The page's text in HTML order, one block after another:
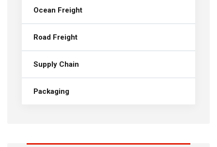
Ocean Freight
Road Freight
Supply Chain
Packaging